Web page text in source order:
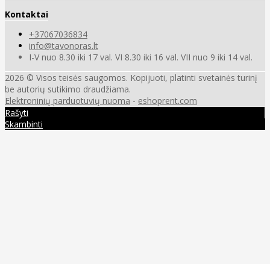
Kontaktai
+37067036834
info@tavonoras.lt
I-V nuo 8.30 iki 17 val. VI 8.30 iki 16 val. VII nuo 9 iki 14 val.
2026 © Visos teisės saugomos. Kopijuoti, platinti svetainės turinį
be autorių sutikimo draudžiama.
Elektroninių parduotuvių nuoma - eshoprent.com
Rašyti
Skambinti